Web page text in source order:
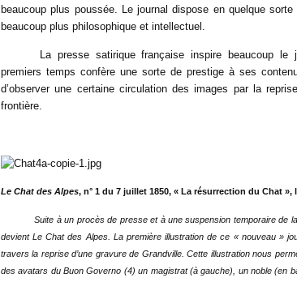
beaucoup plus poussée. Le journal dispose en quelque
beaucoup plus philosophique et intellectuel.
La presse satirique française inspire beaucoup le
premiers temps confère une sorte de prestige à ses
d’observer une certaine circulation des images par la
frontière.
Le Chat des Alpes, n° 1 du 7 juillet 1850, « La résurrection du Chat
Suite à un procès de presse et à une suspension temporaire de la
devient Le Chat des Alpes. La première illustration de ce « nouveau »
travers la reprise d’une gravure de Grandville. Cette illustration nous
des avatars du Buon Governo (4) un magistrat (à gauche), un noble (en